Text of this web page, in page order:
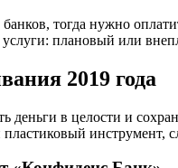
тогда нужно
плановый или
2019 года
в целости и
инструмент,